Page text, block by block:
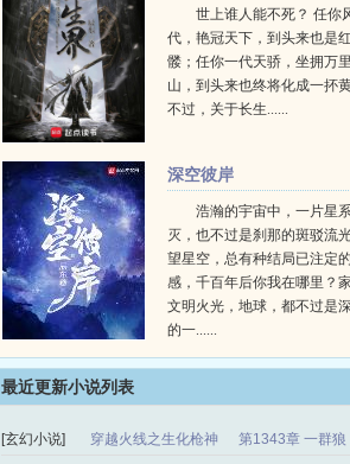
世上谁人能不死？ 任你
代，艳冠天下，到头来也是
髅；任你一代天骄，坐拥万
山，到头来也终将化成一抔黄
不过，关于长生......
深空彼岸
浩瀚的宇宙中，一片星
灭，也不过是刹那的斑驳流
望星空，总有种结局已注定
感，千百年后你我在哪里？
文明火光，地球，都不过是
的一......
最近更新小说列表
[玄幻小说] 穿越火线之生化枪神 第1343章 一群狼